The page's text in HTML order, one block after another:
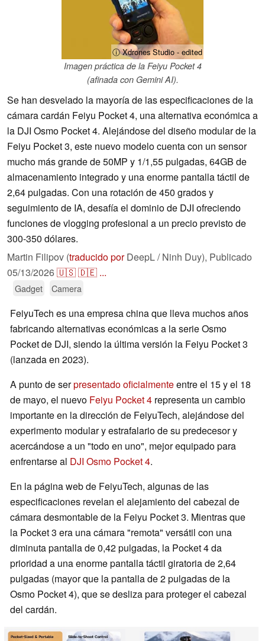
ⓘ Xdrones Studio - edited
Imagen práctica de la Feiyu Pocket 4
(afinada con Gemini AI).
Se han desvelado la mayoría de las especificaciones de la
cámara cardán Feiyu Pocket 4, una alternativa económica a
la DJI Osmo Pocket 4. Alejándose del diseño modular de la
Feiyu Pocket 3, este nuevo modelo cuenta con un sensor
mucho más grande de 50MP y 1/1,55 pulgadas, 64GB de
almacenamiento integrado y una enorme pantalla táctil de
2,64 pulgadas. Con una rotación de 450 grados y
seguimiento de IA, desafía el dominio de DJI ofreciendo
funciones de vlogging profesional a un precio previsto de
300-350 dólares.
Martin Filipov (traducido porDeepL / Ninh Duy), Publicado
05/13/2026🇺🇸🇩🇪 ...
Gadget Camera
FeiyuTech es una empresa china que lleva muchos años
fabricando alternativas económicas a la serie Osmo
Pocket de DJI, siendo la última versión la Feiyu Pocket 3
(lanzada en 2023).
A punto de serpresentado oficialmenteentre el 15 y el 18
de mayo, el nuevo Feiyu Pocket 4 representa un cambio
importante en la dirección de FeiyuTech, alejándose del
experimento modular y estrafalario de su predecesor y
acercándose a un "todo en uno", mejor equipado para
enfrentarse al DJI Osmo Pocket 4.
En la página web de FeiyuTech, algunas de las
especificaciones revelan el alejamiento del cabezal de
cámara desmontable de la Feiyu Pocket 3. Mientras que
la Pocket 3 era una cámara "remota" versátil con una
diminuta pantalla de 0,42 pulgadas, la Pocket 4 da
prioridad a una enorme pantalla táctil giratoria de 2,64
pulgadas (mayor que la pantalla de 2 pulgadas de la
Osmo Pocket 4), que se desliza para proteger el cabezal
del cardán.